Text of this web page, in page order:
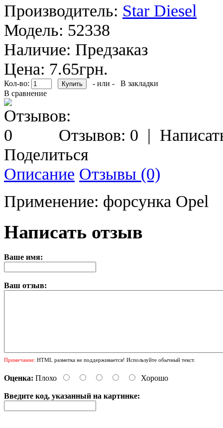
Производитель: Star Diesel
Модель: 52338
Наличие: Предзаказ
Цена: 7.65грн.
Кол-во: - или -
В закладки
В сравнение
Отзывов: 0 |
Поделиться
Описание Отзывы (0)
Применение: форсунка Opel
Написать отзыв
Ваше имя:
Ваш отзыв:
Примечание: HTML разметка не поддерживается! Используйте обычный текст.
Оценка: Плохо Хорошо
Введите код, указанный на картинке: